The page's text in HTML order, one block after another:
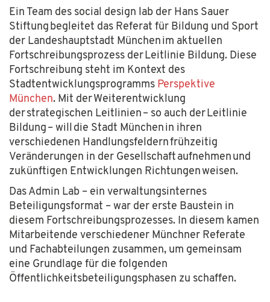
Ein Team des social design lab der Hans Sauer
Stiftung begleitet das Referat für Bildung und Sport
der Landeshauptstadt München im aktuellen
Fortschreibungsprozess der Leitlinie Bildung. Diese
Fortschreibung steht im Kontext des
Stadtentwicklungsprogramms Perspektive
München. Mit der Weiterentwicklung
der strategischen Leitlinien – so auch der Leitlinie
Bildung – will die Stadt München in ihren
verschiedenen Handlungsfeldern frühzeitig
Veränderungen in der Gesellschaft aufnehmen und
zukünftigen Entwicklungen Richtungen weisen.
Das Admin Lab – ein verwaltungsinternes
Beteiligungsformat – war der erste Baustein in
diesem Fortschreibungsprozesses. In diesem kamen
Mitarbeitende verschiedener Münchner Referate
und Fachabteilungen zusammen, um gemeinsam
eine Grundlage für die folgenden
Öffentlichkeitsbeteiligungsphasen zu schaffen.